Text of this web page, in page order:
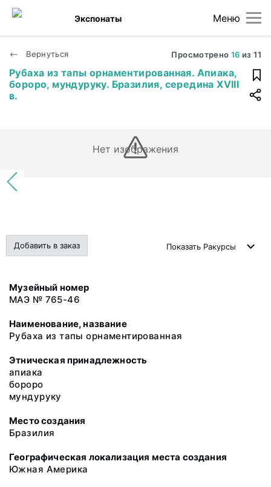
Меню
Экспонаты
Вернуться Просмотрено 16 из11
Рубаха из тапы орнаментированная. Апиака,
бороро, мундурукy. Бразилия, середина XVIII
в.
Нет изображения
Добавить в заказ Показать Ракурсы
Музейный номер
МАЭ № 765-46
Наименование, название
Рубаха из тапы орнаментированная
Этническая принадлежность
апиака
бороро
мундурукy
Место создания
Бразилия
Географическая локализация места создания
Южная Америка